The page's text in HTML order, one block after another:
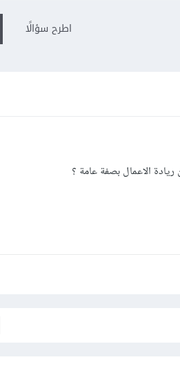
اطرح سؤالًا
ريادة الاعمال بصفة عامة ؟